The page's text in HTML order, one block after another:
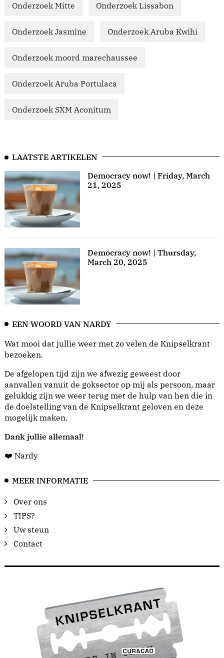
Onderzoek Mitte Onderzoek Lissabon
Onderzoek Jasmine Onderzoek Aruba Kwihi
Onderzoek moord marechaussee
Onderzoek Aruba Portulaca
Onderzoek SXM Aconitum
LAATSTE ARTIKELEN
Democracy now! | Friday, March
21, 2025
Democracy now! | Thursday,
March 20, 2025
EEN WOORD VAN NARDY
Wat mooi dat jullie weer met zo velen de Knipselkrant
bezoeken.
De afgelopen tijd zijn we afwezig geweest door
aanvallen vanuit de goksector op mij als persoon, maar
gelukkig zijn we weer terug met de hulp van hen die in
de doelstelling van de Knipselkrant geloven en deze
mogelijk maken.
Dank jullie allemaal!
❤️ Nardy
MEER INFORMATIE
Over ons
TIPS?
Uw steun
Contact